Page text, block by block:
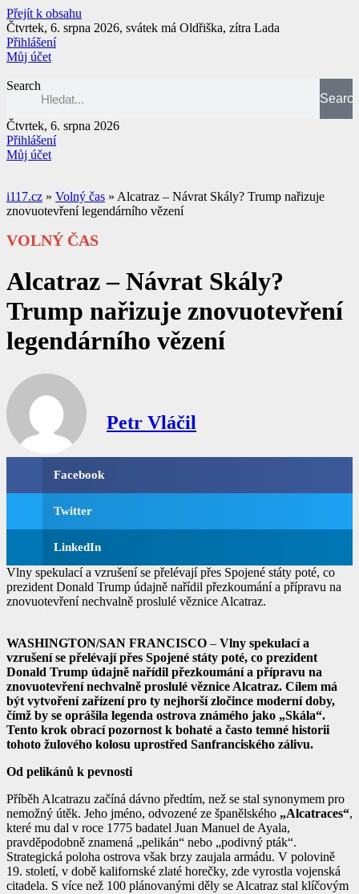
Přejít k obsahu
Čtvrtek, 6. srpna 2026, svátek má Oldřiška, zítra Lada
Přihlášení
Můj účet
Search
Čtvrtek, 6. srpna 2026
Přihlášení
Můj účet
i117.cz » Volný čas » Alcatraz – Návrat Skály? Trump nařizuje
znovuotevření legendárního vězení
VOLNÝ ČAS
Alcatraz – Návrat Skály?
Trump nařizuje znovuotevření
legendárního vězení
Petr Vláčil
Facebook
Twitter
LinkedIn
Vlny spekulací a vzrušení se přelévají přes Spojené státy poté, co
prezident Donald Trump údajně nařídil přezkoumání a přípravu na
znovuotevření nechvalně proslulé věznice Alcatraz.
WASHINGTON/SAN FRANCISCO – Vlny spekulací a
vzrušení se přelévají přes Spojené státy poté, co prezident
Donald Trump údajně nařídil přezkoumání a přípravu na
znovuotevřenínechvalně proslulé věznice Alcatraz. Cílem má
být vytvoření zařízení pro ty nejhorší zločince moderní doby,
čímž by se oprášila legenda ostrova známého jako „Skála“.
Tento krok obrací pozornost k bohaté a často temné historii
tohoto žulového kolosu uprostřed Sanfranciského zálivu.
Od pelikánů k pevnosti
Příběh Alcatrazu začíná dávno předtím, než se stal synonymem pro
nemožný útěk. Jeho jméno, odvozené ze španělského „Alcatraces“,
které mu dal v roce 1775 badatel Juan Manuel de Ayala,
pravděpodobně znamená „pelikán“ nebo „podivný pták“.
Strategická poloha ostrova však brzy zaujala armádu. V polovině
19. století, v době kalifornské zlaté horečky, zde vyrostla vojenská
citadela. S více než 100 plánovanými děly se Alcatraz stal klíčovým